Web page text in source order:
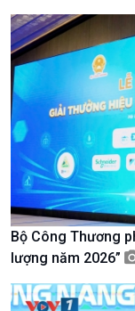
Bộ Công Thương
lượng năm 2026”